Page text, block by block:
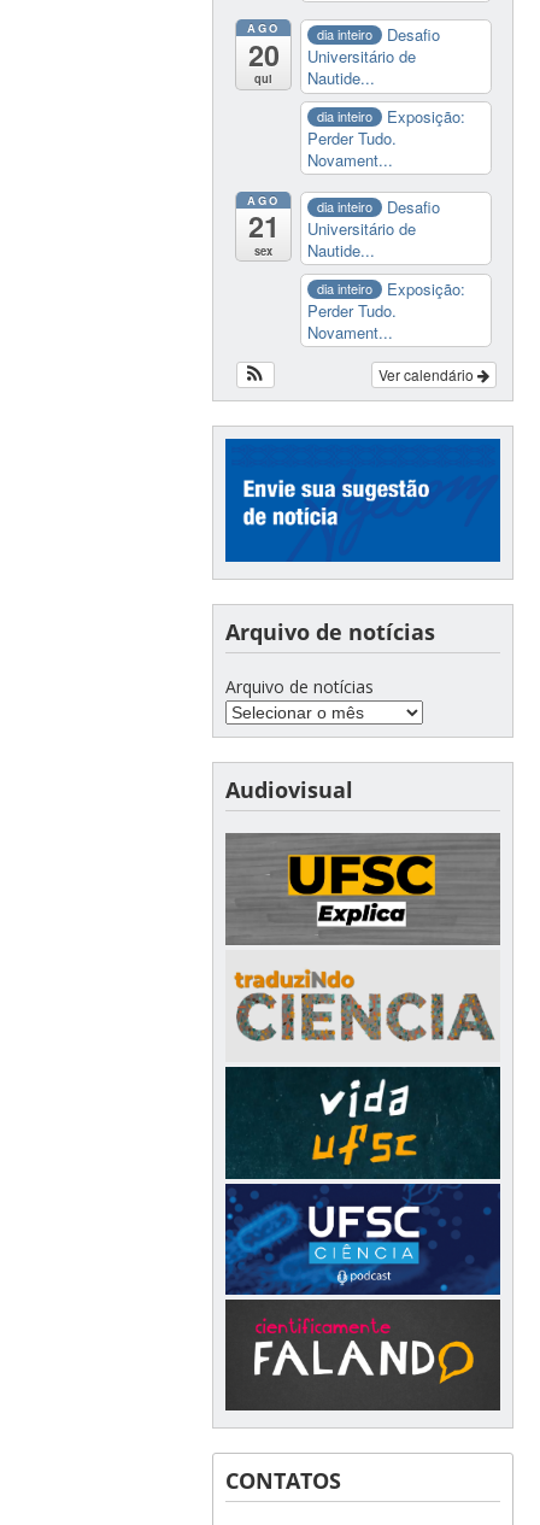
AGO
20
qui
dia inteiro
Desafio
Universitário de
Nautide...
dia inteiro
Exposição:
Perder Tudo.
Novament...
AGO
21
sex
dia inteiro
Desafio
Universitário de
Nautide...
dia inteiro
Exposição:
Perder Tudo.
Novament...
Ver calendário
Arquivo de notícias
Arquivo de notícias
Audiovisual
CONTATOS